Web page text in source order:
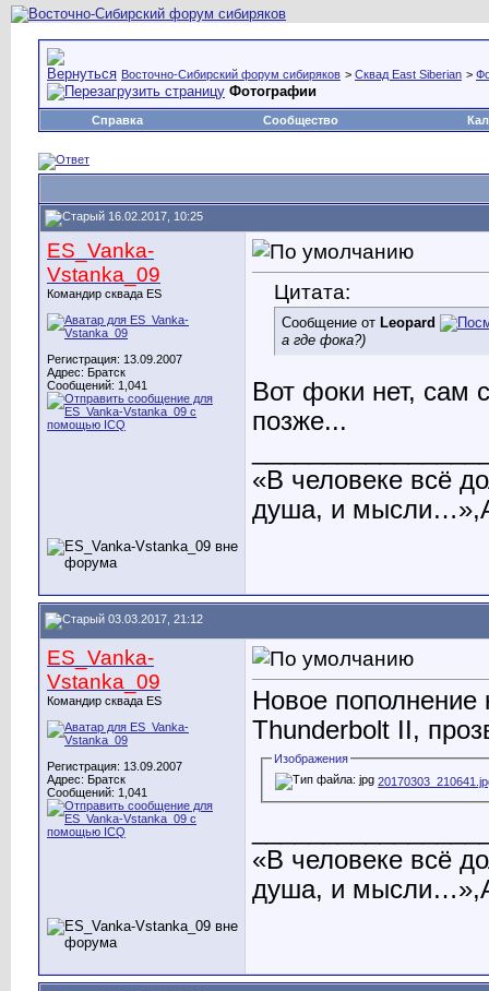
Восточно-Сибирский форум сибиряков > Сквад East Siberian >
Фотографии
Справка Сообщество
16.02.2017, 10:25
ES_Vanka-
Vstanka_09
Командир сквада ES
Регистрация: 13.09.2007
Адрес: Братск
Сообщений: 1,041
Цитата:
Сообщение от Leopard
а где фока?)
Вот фоки нет, сам
позже...
«В человеке всё
душа, и
03.03.2017, 21:12
ES_Vanka-
Vstanka_09
Командир сквада ES
Регистрация: 13.09.2007
Адрес: Братск
Сообщений: 1,041
Новое пополнение
Thunderbolt II,
Изображения
«В человеке всё
душа, и